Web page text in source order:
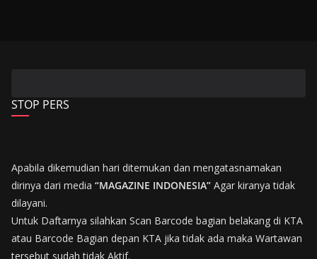
STOP PERS
Apabila dikemudian hari ditemukan dan mengatasnamakan
dirinya dari media “MAGAZINE INDONESIA” Agar kiranya tidak
dilayani.
Untuk Daftarnya silahkan Scan Barcode bagian belakang di KTA
atau Barcode Bagian depan KTA jika tidak ada maka Wartawan
tersebut sudah tidak Aktif.